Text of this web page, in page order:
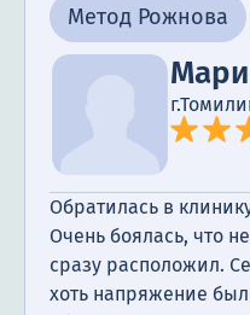
Метод Рожнова
Обратилась в
Очень боялась, что
сразу расположил.
хоть напряжение